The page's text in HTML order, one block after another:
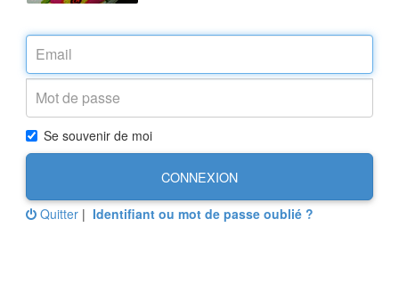
Se souvenir de moi
CONNEXION
Quitter | Identifiant ou mot de passe oublié ?